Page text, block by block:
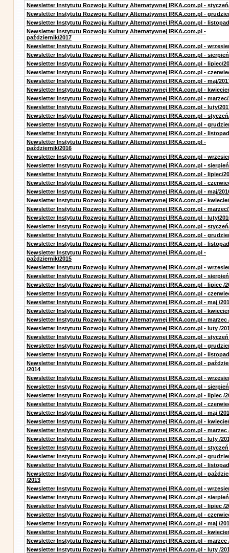
Newsletter Instytutu Rozwoju Kultury Alternatywnej IRKA.com.pl -
Newsletter Instytutu Rozwoju Kultury Alternatywnej IRKA.com.pl -
Newsletter Instytutu Rozwoju Kultury Alternatywnej IRKA.com.pl -
Newsletter Instytutu Rozwoju Kultury Alternatywnej IRKA.com.pl -
październik/2017
Newsletter Instytutu Rozwoju Kultury Alternatywnej IRKA.com.pl -
Newsletter Instytutu Rozwoju Kultury Alternatywnej IRKA.com.pl -
Newsletter Instytutu Rozwoju Kultury Alternatywnej IRKA.com.pl - lipiec/
Newsletter Instytutu Rozwoju Kultury Alternatywnej IRKA.com.pl -
Newsletter Instytutu Rozwoju Kultury Alternatywnej IRKA.com.pl - maj/
Newsletter Instytutu Rozwoju Kultury Alternatywnej IRKA.com.pl -
Newsletter Instytutu Rozwoju Kultury Alternatywnej IRKA.com.pl - marzec/
Newsletter Instytutu Rozwoju Kultury Alternatywnej IRKA.com.pl - luty/
Newsletter Instytutu Rozwoju Kultury Alternatywnej IRKA.com.pl -
Newsletter Instytutu Rozwoju Kultury Alternatywnej IRKA.com.pl -
Newsletter Instytutu Rozwoju Kultury Alternatywnej IRKA.com.pl -
Newsletter Instytutu Rozwoju Kultury Alternatywnej IRKA.com.pl -
październik/2016
Newsletter Instytutu Rozwoju Kultury Alternatywnej IRKA.com.pl -
Newsletter Instytutu Rozwoju Kultury Alternatywnej IRKA.com.pl -
Newsletter Instytutu Rozwoju Kultury Alternatywnej IRKA.com.pl - lipiec/
Newsletter Instytutu Rozwoju Kultury Alternatywnej IRKA.com.pl -
Newsletter Instytutu Rozwoju Kultury Alternatywnej IRKA.com.pl - maj/
Newsletter Instytutu Rozwoju Kultury Alternatywnej IRKA.com.pl -
Newsletter Instytutu Rozwoju Kultury Alternatywnej IRKA.com.pl - marzec/
Newsletter Instytutu Rozwoju Kultury Alternatywnej IRKA.com.pl - luty/
Newsletter Instytutu Rozwoju Kultury Alternatywnej IRKA.com.pl -
Newsletter Instytutu Rozwoju Kultury Alternatywnej IRKA.com.pl -
Newsletter Instytutu Rozwoju Kultury Alternatywnej IRKA.com.pl -
Newsletter Instytutu Rozwoju Kultury Alternatywnej IRKA.com.pl -
październik/2015
Newsletter Instytutu Rozwoju Kultury Alternatywnej IRKA.com.pl -
Newsletter Instytutu Rozwoju Kultury Alternatywnej IRKA.com.pl -
Newsletter Instytutu Rozwoju Kultury Alternatywnej IRKA.com.pl - lipiec /
Newsletter Instytutu Rozwoju Kultury Alternatywnej IRKA.com.pl -
Newsletter Instytutu Rozwoju Kultury Alternatywnej IRKA.com.pl - maj /
Newsletter Instytutu Rozwoju Kultury Alternatywnej IRKA.com.pl -
Newsletter Instytutu Rozwoju Kultury Alternatywnej IRKA.com.pl - marzec
Newsletter Instytutu Rozwoju Kultury Alternatywnej IRKA.com.pl - luty /
Newsletter Instytutu Rozwoju Kultury Alternatywnej IRKA.com.pl - styczeń
Newsletter Instytutu Rozwoju Kultury Alternatywnej IRKA.com.pl -
Newsletter Instytutu Rozwoju Kultury Alternatywnej IRKA.com.pl - listopad
Newsletter Instytutu Rozwoju Kultury Alternatywnej IRKA.com.pl -
/2014
Newsletter Instytutu Rozwoju Kultury Alternatywnej IRKA.com.pl -
Newsletter Instytutu Rozwoju Kultury Alternatywnej IRKA.com.pl - sierpień
Newsletter Instytutu Rozwoju Kultury Alternatywnej IRKA.com.pl - lipiec /
Newsletter Instytutu Rozwoju Kultury Alternatywnej IRKA.com.pl -
Newsletter Instytutu Rozwoju Kultury Alternatywnej IRKA.com.pl - maj /
Newsletter Instytutu Rozwoju Kultury Alternatywnej IRKA.com.pl -
Newsletter Instytutu Rozwoju Kultury Alternatywnej IRKA.com.pl - marzec
Newsletter Instytutu Rozwoju Kultury Alternatywnej IRKA.com.pl - luty /
Newsletter Instytutu Rozwoju Kultury Alternatywnej IRKA.com.pl - styczeń
Newsletter Instytutu Rozwoju Kultury Alternatywnej IRKA.com.pl -
Newsletter Instytutu Rozwoju Kultury Alternatywnej IRKA.com.pl - listopad
Newsletter Instytutu Rozwoju Kultury Alternatywnej IRKA.com.pl -
/2013
Newsletter Instytutu Rozwoju Kultury Alternatywnej IRKA.com.pl -
Newsletter Instytutu Rozwoju Kultury Alternatywnej IRKA.com.pl - sierpień
Newsletter Instytutu Rozwoju Kultury Alternatywnej IRKA.com.pl - lipiec /
Newsletter Instytutu Rozwoju Kultury Alternatywnej IRKA.com.pl -
Newsletter Instytutu Rozwoju Kultury Alternatywnej IRKA.com.pl - maj /
Newsletter Instytutu Rozwoju Kultury Alternatywnej IRKA.com.pl -
Newsletter Instytutu Rozwoju Kultury Alternatywnej IRKA.com.pl - marzec
Newsletter Instytutu Rozwoju Kultury Alternatywnej IRKA.com.pl - luty /